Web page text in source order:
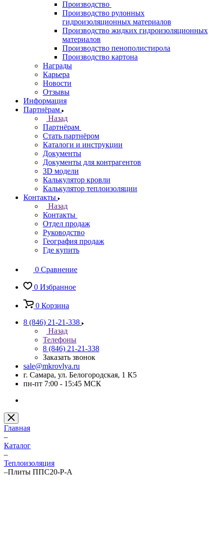
Производство
Производство рулонных
гидроизоляционных материалов
Производство жидких гидроизоляционных
материалов
Производство пенополистирола
Производство картона
Награды
Карьера
Новости
Отзывы
Информация
Партнёрам
Назад
Партнёрам
Стать партнёром
Каталоги и инструкции
Документы
Документы для контрагентов
3D модели
Калькулятор кровли
Калькулятор теплоизоляции
Контакты
Назад
Контакты
Отдел продаж
Руководство
География продаж
Где купить
0 Сравнение
0 Избранное
0 Корзина
8 (846) 21-21-338
Назад
Телефоны
8 (846) 21-21-338
Заказать звонок
sale@mkrovlya.ru
г. Самара, ул. Белогородская, 1 К5
пн-пт 7:00 - 15:45 МСК
Главная
–
Каталог
–
Теплоизоляция
–Плиты ППС20-Р-А